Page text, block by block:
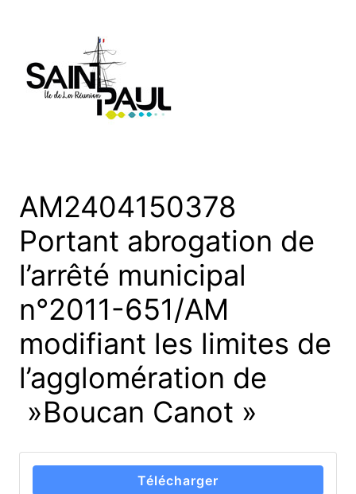
AM2404150378
Portant abrogation de
l’arrêté municipal
n°2011-651/AM
modifiant les limites de
l’agglomération de
»Boucan Canot »
Télécharger